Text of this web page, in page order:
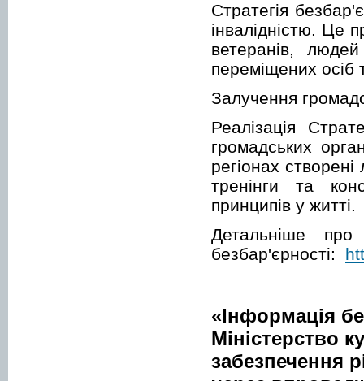
Стратегія
інвалідністю. Це
ветеранів,
переміщених осіб
Залучення
Реалізація
громадських
регіонах створені
тренінги та
принципів у житті.
Детальніше про
безбар'єрності:
«Інформація
Міністерство
забезпечення